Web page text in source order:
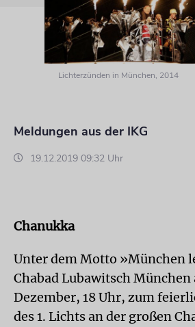
Lichterzünden in München, 2014
Meldungen aus der IKG
19.12.2019 09:32 Uhr
Chanukka
Unter dem Motto »München
Chabad Lubawitsch München
Dezember, 18 Uhr, zum
des 1. Lichts an der großen